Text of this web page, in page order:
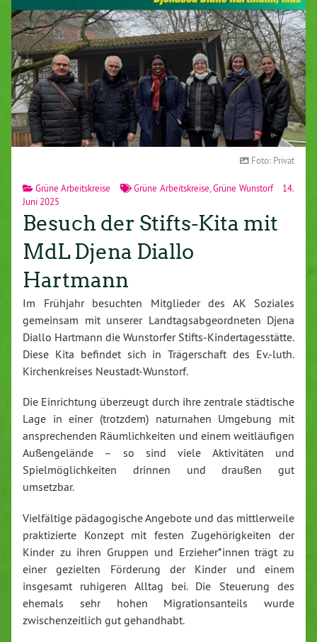
Foto: Privat
Grüne Arbeitskreise Grüne Arbeitskreise Grüne Wunstorf
14.
Juni 2025
Besuch der Stifts-Kita mit
MdL Djena Diallo
Hartmann
Im Frühjahr besuchten Mitglieder des AK Soziales
gemeinsam mit unserer Landtagsabgeordneten Djena
Diallo Hartmann die Wunstorfer Stifts-Kindertagesstätte.
Diese Kita befindet sich in Trägerschaft des Ev.-luth.
Kirchenkreises Neustadt-Wunstorf.
Die Einrichtung überzeugt durch ihre zentrale städtische
Lage in einer (trotzdem) naturnahen Umgebung mit
ansprechenden Räumlichkeiten und einem weitläufigen
Außengelände – so sind viele Aktivitäten und
Spielmöglichkeiten drinnen und draußen gut
umsetzbar.
Vielfältige pädagogische Angebote und das mittlerweile
praktizierte Konzept mit festen Zugehörigkeiten der
Kinder zu ihren Gruppen und Erzieher*innen trägt zu
einer gezielten Förderung der Kinder und einem
insgesamt ruhigeren Alltag bei. Die Steuerung des
ehemals sehr hohen Migrationsanteils wurde
zwischenzeitlich gut gehandhabt.